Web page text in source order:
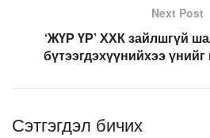
Next Post
‘ЖҮР ҮР’ ХХК зайлшгүй
бүтээгдэхүүнийхээ
Сэтгэгдэл бичих